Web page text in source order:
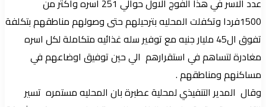
عدد الاسر في هذا الفوج الاول حوالي 251 اسره واكثر من
1500فردا وتكفلت المحليه بترحيلهم حتى وصولهم مناطقهم بتكلفة
تفوق ال45 مليار جنيه مع توفير سله غذائيه متكاملة لكل اسره
مغادرة لتساهم في استقرارهم الي حين توفيق اوضاعهم في
مساكنهم ومناطقهم .
وقال المدير التنفيذي لمحلية عطبرة بان المحليه مستمره تسير